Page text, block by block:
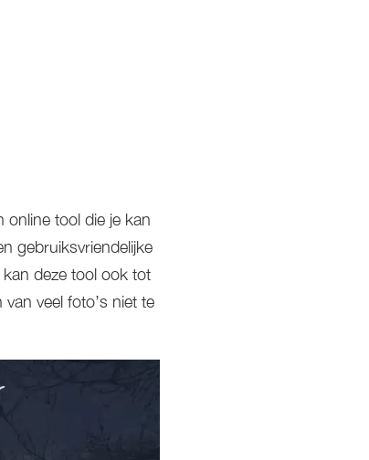
online tool die je kan
gebruiksvriendelijke
deze tool ook tot
veel foto’s niet te